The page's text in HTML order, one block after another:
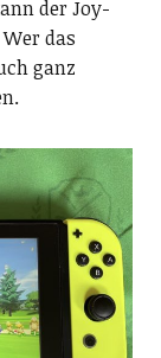
der Joy-
das
ganz